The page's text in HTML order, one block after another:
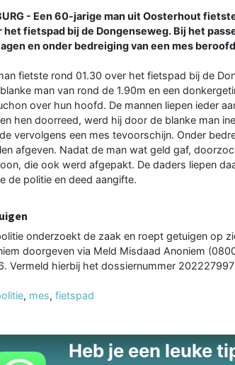
- Een 60-jarige man uit Oosterhout
het fietspad bij de Dongenseweg. Bij het
en onder bedreiging van een mes
fietste rond 01.30 over het fietspad bij de
man van rond de 1.90m en een
over hun hoofd. De mannen liepen ieder
hen doorreed, werd hij door de blanke man
vervolgens een mes tevoorschijn. Onder
afgeven. Nadat de man wat geld gaf,
die ook werd afgepakt. De daders liepen
de politie en deed aangifte.
onderzoekt de zaak en roept getuigen op
doorgeven via Meld Misdaad Anoniem
Vermeld hierbij het dossiernummer
, mes, fietspad
Heb je een leuke